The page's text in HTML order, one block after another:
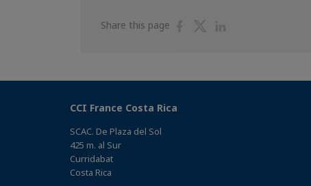
Share this page
ShareShare
CCI France Costa Rica
SCAC. De Plaza del Sol
425 m. al Sur
Curridabat
Costa Rica